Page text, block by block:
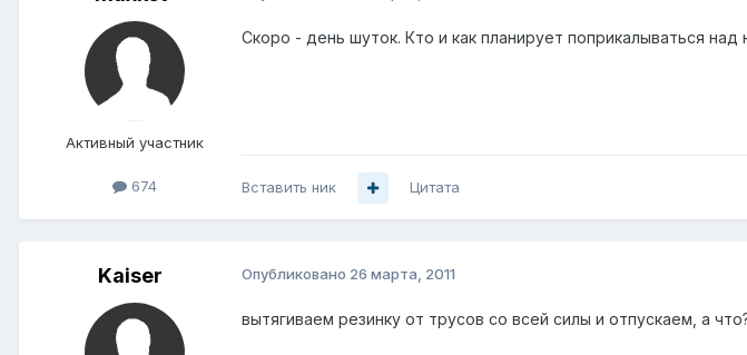
Активный участник
674
Скоро - день шуток. Кто и как планирует поприкалываться
Вставить ник Цитата
Kaiser Опубликовано 26 марта, 2011
вытягиваем резинку от трусов со всей силы и отпускаем, а